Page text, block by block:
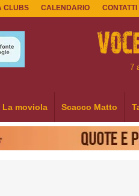
CLUBS CALENDARIO CONTATTI
7
La moviola Scacco Matto